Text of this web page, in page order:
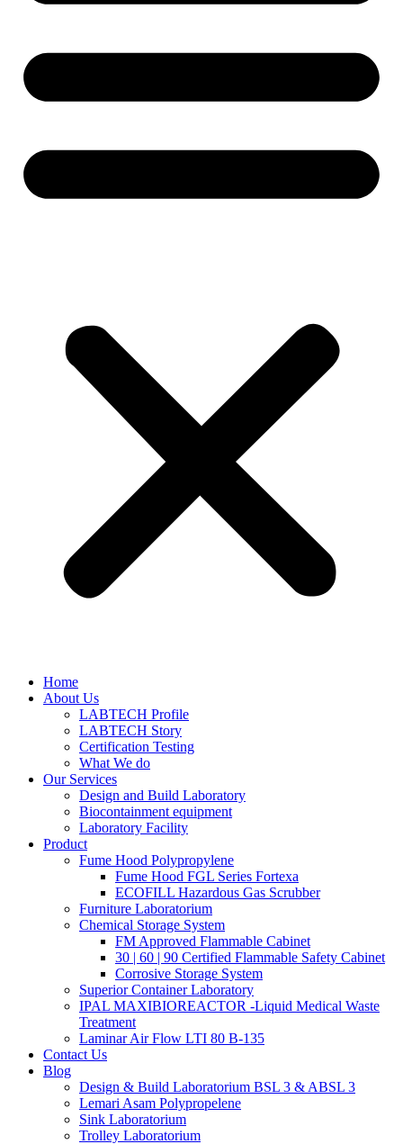
Home
About Us
LABTECH Profile
LABTECH Story
Certification Testing
What We do
Our Services
Design and Build Laboratory
Biocontainment equipment
Laboratory Facility
Product
Fume Hood Polypropylene
Fume Hood FGL Series Fortexa
ECOFILL Hazardous Gas Scrubber
Furniture Laboratorium
Chemical Storage System
FM Approved Flammable Cabinet
30 | 60 | 90 Certified Flammable Safety Cabinet
Corrosive Storage System
Superior Container Laboratory
IPAL MAXIBIOREACTOR -Liquid Medical Waste
Treatment
Laminar Air Flow LTI 80 B-135
Contact Us
Blog
Design & Build Laboratorium BSL 3 & ABSL 3
Lemari Asam Polypropelene
Sink Laboratorium
Trolley Laboratorium